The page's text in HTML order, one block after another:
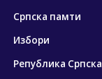
Српска памти
Избори
Република Српска